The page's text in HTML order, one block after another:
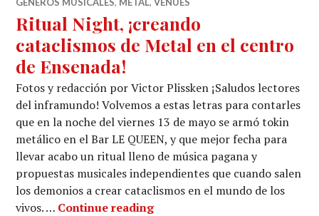
Ritual Night, ¡creando
cataclismos de Metal en el centro
de Ensenada!
Fotos y redacción por Victor Plissken ¡Saludos lectores
del inframundo! Volvemos a estas letras para contarles
que en la noche del viernes 13 de mayo se armó tokin
metálico en el Bar LE QUEEN, y que mejor fecha para
llevar acabo un ritual lleno de música pagana y
propuestas musicales independientes que cuando salen
los demonios a crear cataclismos en el mundo de los
vivos. … Continue readingRitual Night, ¡creando